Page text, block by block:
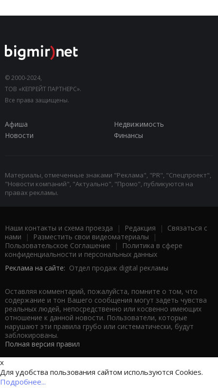
© 2000-2024,
ТОВ «КЕПРЕЙТ ПАРТНЕРС».
Все права защищены.
Афиша
Недвижимость
Новости
Финансы
Материалы, отмеченные знаками "Реклама", "PR", "Спецпроект",
"Новости компаний", "Актуально", "Промо", публикуются на
правах рекламы.
Наши контакты и схема проезда | Редакция | Связаться с
нами | Разместить свои видеоматериалы |
Пользовательское Соглашение |
Политика в сфере
конфиденциальности и персональных данных
Реклама на сайте: Отдел продаж digital рекламы
Оставляя комментарий, пожалуйста, помните о том, что
содержание и тон Вашего сообщения могут задеть чувства
реальных людей, непосредственно или косвенно имеющих
отношение к данной новости. Пользователи, которые
нарушают эти правила грубо или систематически, будут
заблокированы.
Полная версия правил
x
Для удобства пользования сайтом используются Cookies.
Подробнее...